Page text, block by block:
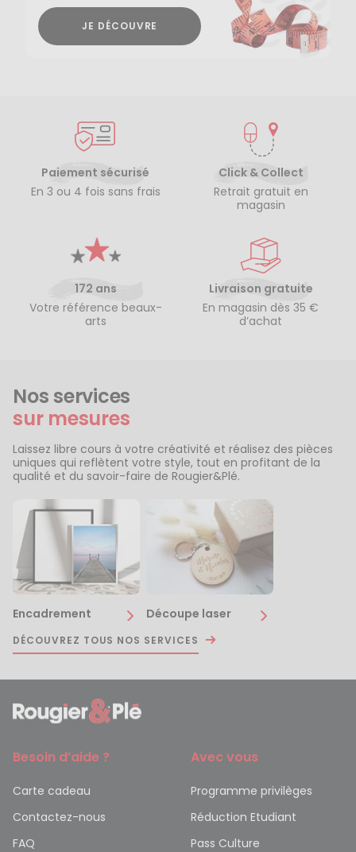
JE DÉCOUVRE
Paiement sécurisé
En 3 ou 4 fois sans frais
Click & Collect
Retrait gratuit en
magasin
172 ans
Votre référence beaux-
arts
Livraison gratuite
En magasin dès 35 €
d’achat
Nos services
sur mesures
Laissez libre cours à votre créativité et réalisez des pièces
uniques qui reflètent votre style, tout en profitant de la
qualité et du savoir-faire de Rougier&Plé.
Encadrement Découpe laser
DÉCOUVREZ TOUS NOS SERVICES
Besoin d’aide ?
Carte cadeau
Contactez-nous
FAQ
Avec vous
Programme privilèges
Réduction Etudiant
Pass Culture